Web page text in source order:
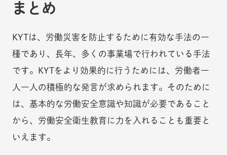
まとめ
KYTは、労働災害を防止するために有効な手法の一
種であり、長年、多くの事業場で行われている手法
です。KYTをより効果的に行うためには、労働者一
人一人の積極的な発言が求められます。そのために
は、基本的な労働安全意識や知識が必要であること
から、労働安全衛生教育に力を入れることも重要と
いえます。